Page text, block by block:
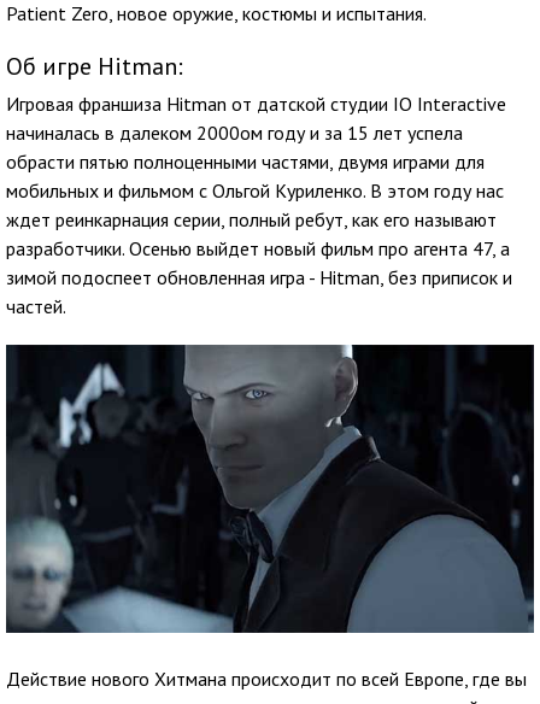
Patient Zero, новое оружие, костюмы и испытания.
Об игре Hitman:
Игровая франшиза Hitman от датской студии IO Interactive
начиналась в далеком 2000ом году и за 15 лет успела
обрасти пятью полноценными частями, двумя играми для
мобильных и фильмом с Ольгой Куриленко. В этом году нас
ждет реинкарнация серии, полный ребут, как его называют
разработчики. Осенью выйдет новый фильм про агента 47, а
зимой подоспеет обновленная игра - Hitman, без приписок и
частей.
Действие нового Хитмана происходит по всей Европе, где вы